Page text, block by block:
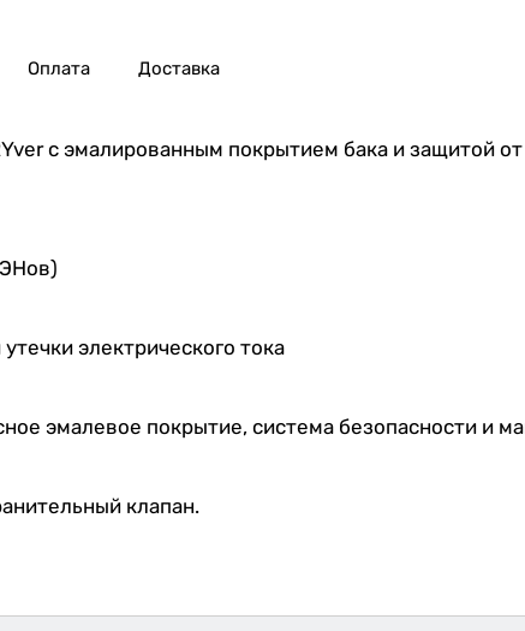
Оплата Доставка
с эмалированным покрытием бака и защитой
электрического тока
эмалевое покрытие, система безопасности и
клапан.